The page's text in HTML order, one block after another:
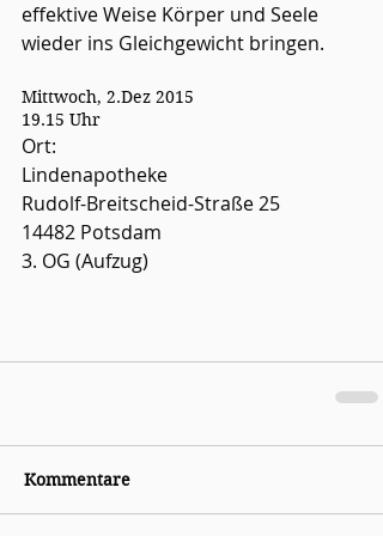
effektive Weise Körper und Seele
wieder ins Gleichgewicht bringen.
Mittwoch, 2.Dez 2015
19.15 Uhr
Ort:
Lindenapotheke
Rudolf-Breitscheid-Straße 25
14482 Potsdam
3. OG (Aufzug)
Kommentare